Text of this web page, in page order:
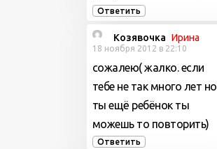
Ответить
Козявочка Ирина
18 ноября 2012 в 22:10
сожалею( жалко. если
тебе не так много лет но
ты ещё ребёнок ты
можешь то повторить)
Ответить